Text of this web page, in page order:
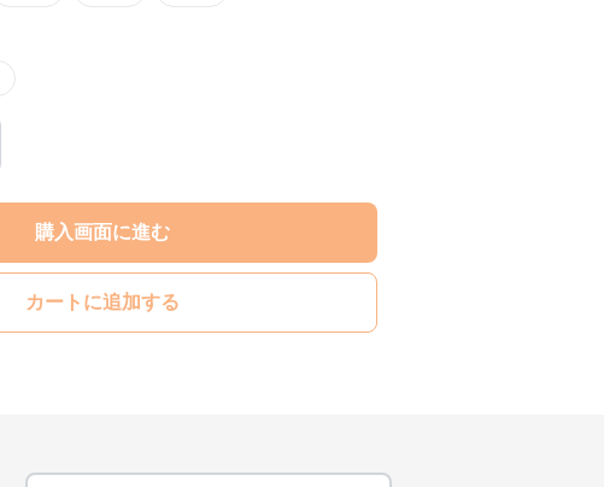
購入画面に進む
カートに追加する